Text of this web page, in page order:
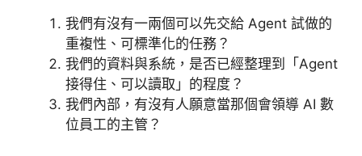
我們有沒有一兩個可以先交給 Agent 試做的
重複性、可標準化的任務？
我們的資料與系統，是否已經整理到「Agent
接得住、可以讀取」的程度？
我們內部，有沒有人願意當那個會領導 AI 數
位員工的主管？